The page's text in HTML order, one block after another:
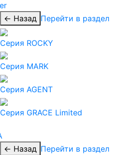
← Назад Перейти в раздел
Серия ROCKY
Серия MARK
Серия AGENT
Серия GRACE Limited
← Назад Перейти в раздел